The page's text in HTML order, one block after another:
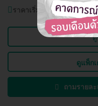
ราคาเริ่มต้นที่ 13,500 บาท
ดู
ดูแพ็ก
ถามรายล